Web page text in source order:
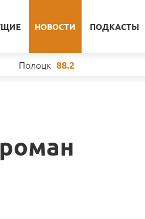
НОВОСТИ ПОДКАСТЫ
Полоцк 88.2